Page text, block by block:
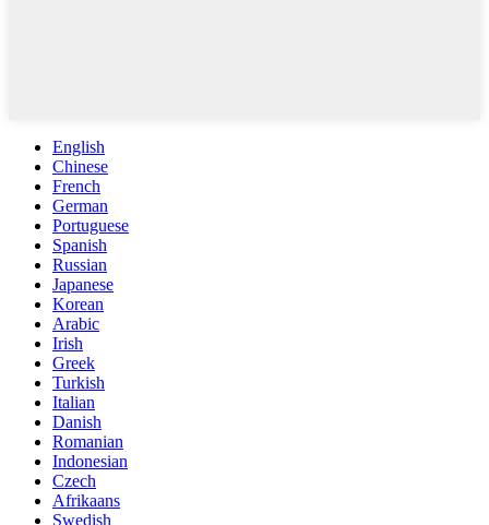
English
Chinese
French
German
Portuguese
Spanish
Russian
Japanese
Korean
Arabic
Irish
Greek
Turkish
Italian
Danish
Romanian
Indonesian
Czech
Afrikaans
Swedish